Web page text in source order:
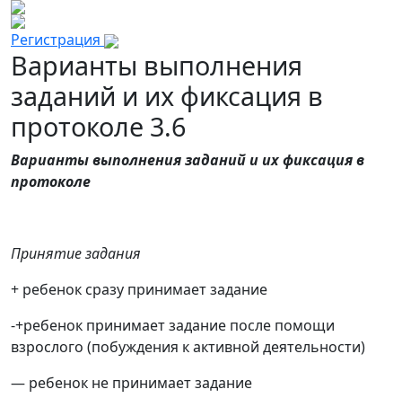
Регистрация
Варианты выполнения
заданий и их фиксация в
протоколе 3.6
Варианты выполнения заданий и их фиксация в
протоколе
Принятие задания
+ ребенок сразу принимает задание
-+ребенок принимает задание после помощи
взрослого (побуждения к активной деятельности)
— ребенок не принимает задание